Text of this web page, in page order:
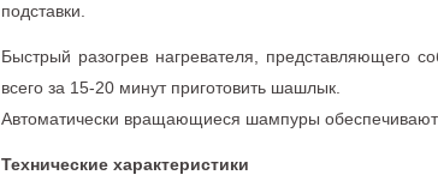
подставки.
Быстрый разогрев нагревателя, представляющего
всего за 15-20 минут приготовить шашлык.
Автоматически вращающиеся шампуры
Технические характеристики